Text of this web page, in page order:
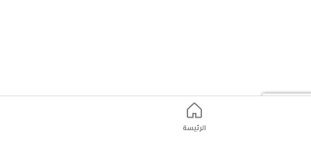
الرئيسة